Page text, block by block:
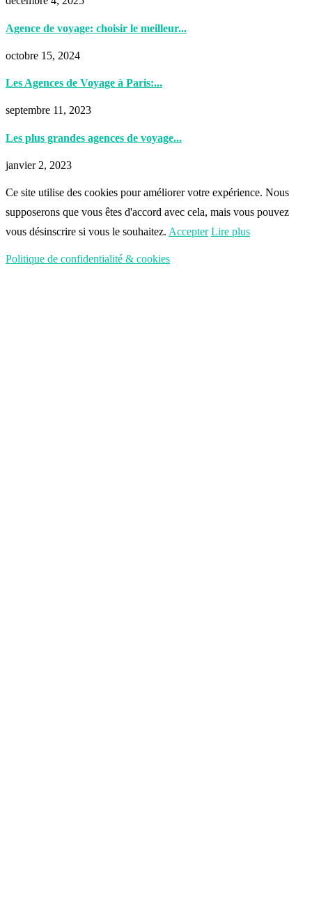
Agence de voyage: choisir le meilleur...
octobre 15, 2024
Les Agences de Voyage à Paris:...
septembre 11, 2023
Les plus grandes agences de voyage...
janvier 2, 2023
Ce site utilise des cookies pour améliorer votre expérience. Nous
supposerons que vous êtes d'accord avec cela, mais vous pouvez
vous désinscrire si vous le souhaitez. Accepter Lire plus
Politique de confidentialité & cookies